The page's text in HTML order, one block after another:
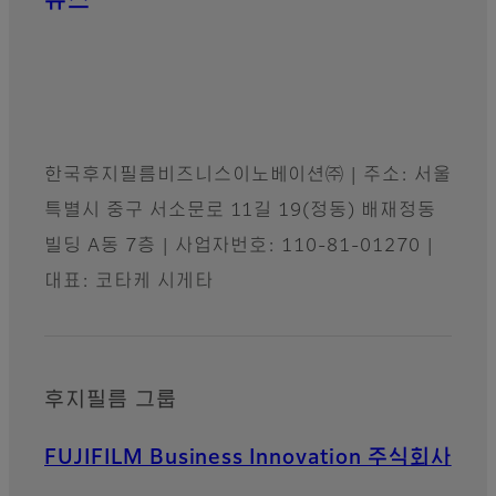
한국후지필름비즈니스이노베이션㈜ | 주소: 서울
특별시 중구 서소문로 11길 19(정동) 배재정동
빌딩 A동 7층 | 사업자번호: 110-81-01270 |
대표: 코타케 시게타
후지필름 그룹
FUJIFILM Business Innovation 주식회사